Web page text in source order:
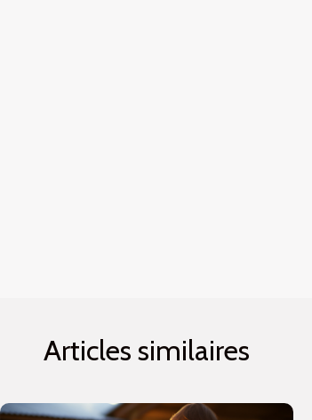
Articles similaires